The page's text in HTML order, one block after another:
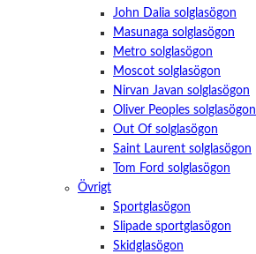
John Dalia solglasögon
Masunaga solglasögon
Metro solglasögon
Moscot solglasögon
Nirvan Javan solglasögon
Oliver Peoples solglasögon
Out Of solglasögon
Saint Laurent solglasögon
Tom Ford solglasögon
Övrigt
Sportglasögon
Slipade sportglasögon
Skidglasögon